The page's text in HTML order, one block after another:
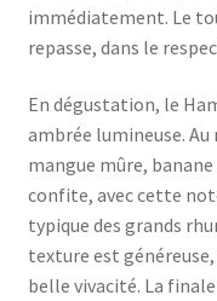
immédiatement. Le
repasse, dans le
En dégustation, le
ambrée lumineuse.
mangue mûre,
confite, avec cette
typique des grands
texture est
belle vivacité. La